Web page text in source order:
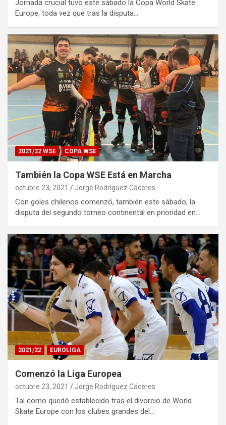
Jornada crucial tuvo este sábado la Copa World Skate
Europe, toda vez que tras la disputa…
2021/22 WSE COPA WSE
También la Copa WSE Está en Marcha
octubre 23, 2021 Jorge Rodríguez Cáceres
Con goles chilenos comenzó, también este sábado, la
disputa del segundo torneo continental en prioridad en…
2021/22 EUROLIGA
Comenzó la Liga Europea
octubre 23, 2021 Jorge Rodríguez Cáceres
Tal como quedó establecido tras el divorcio de World
Skate Europe con los clubes grandes del…